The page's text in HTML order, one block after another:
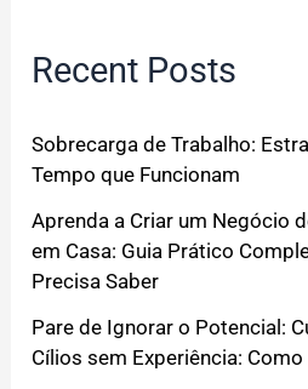
Recent Posts
Sobrecarga de Trabalho:
Tempo que Funcionam
Aprenda a Criar um Negócio
em Casa: Guia Prático
Precisa Saber
Pare de Ignorar o Potencial:
Cílios sem Experiência: